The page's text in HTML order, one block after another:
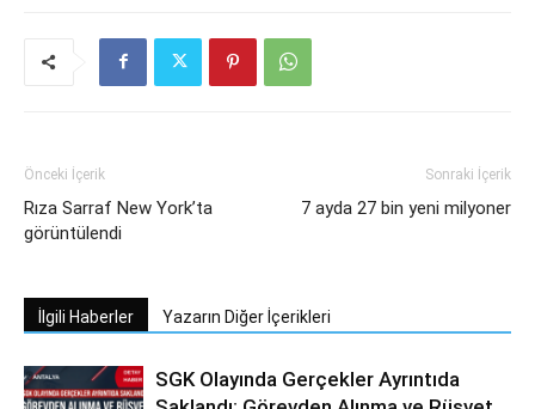
Önceki İçerik
Rıza Sarraf New York’ta
görüntülendi
Sonraki İçerik
7 ayda 27 bin yeni milyoner
İlgili Haberler Yazarın Diğer İçerikleri
SGK Olayında Gerçekler Ayrıntıda